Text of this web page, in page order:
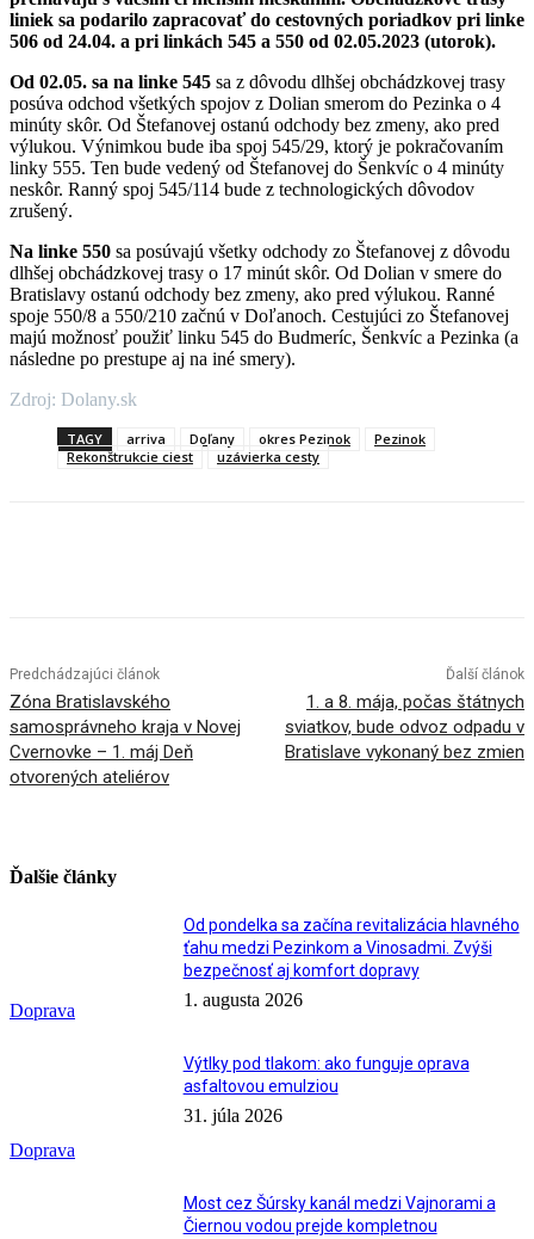
liniek sa podarilo zapracovať do cestovných poriadkov pri linke
506 od 24.04. a pri linkách 545 a 550 od 02.05.2023 (utorok).
Od 02.05. sa na linke 545 sa z dôvodu dlhšej obchádzkovej trasy
posúva odchod všetkých spojov z Dolian smerom do Pezinka o 4
minúty skôr. Od Štefanovej ostanú odchody bez zmeny, ako pred
výlukou. Výnimkou bude iba spoj 545/29, ktorý je pokračovaním
linky 555. Ten bude vedený od Štefanovej do Šenkvíc o 4 minúty
neskôr. Ranný spoj 545/114 bude z technologických dôvodov
zrušený.
Na linke 550 sa posúvajú všetky odchody zo Štefanovej z dôvodu
dlhšej obchádzkovej trasy o 17 minút skôr. Od Dolian v smere do
Bratislavy ostanú odchody bez zmeny, ako pred výlukou. Ranné
spoje 550/8 a 550/210 začnú v Doľanoch. Cestujúci zo Štefanovej
majú možnosť použiť linku 545 do Budmeríc, Šenkvíc a Pezinka (a
následne po prestupe aj na iné smery).
Zdroj: Dolany.sk
TAGY arriva Doľany okres Pezinok
Pezinok
Rekonštrukcie ciest
uzávierka cesty
Predchádzajúci článok
Zóna Bratislavského
samosprávneho kraja v Novej
Cvernovke – 1. máj Deň
otvorených ateliérov
Ďalší článok
1. a 8. mája, počas štátnych
sviatkov, bude odvoz odpadu v
Bratislave vykonaný bez zmien
Ďalšie články
Doprava
Od pondelka sa začína revitalizácia hlavného
ťahu medzi Pezinkom a Vinosadmi. Zvýši
bezpečnosť aj komfort dopravy
1. augusta 2026
Doprava
Výtlky pod tlakom: ako funguje oprava
asfaltovou emulziou
31. júla 2026
Most cez Šúrsky kanál medzi Vajnorami a
Čiernou vodou prejde kompletnou